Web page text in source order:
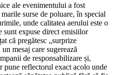
ale evenimentului a fost
surse de poluare, în special
unde calitatea aerului este o
sunt expuse direct emisiilor
că pregătesc „surprize
mesaj care sugerează
de responsabilizare și,
pune reflectorul exact acolo unde